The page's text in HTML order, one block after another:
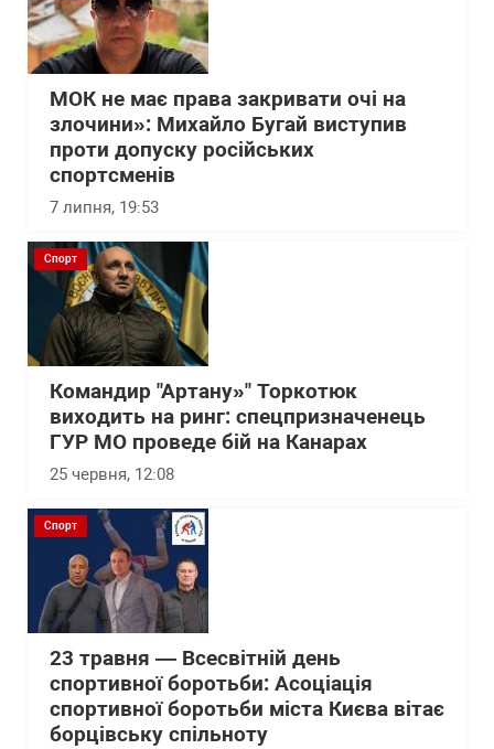
МОК не має права закривати очі на
злочини»: Михайло Бугай виступив
проти допуску російських
спортсменів
7 липня, 19:53
Спорт
Командир "Артану»" Торкотюк
виходить на ринг: спецпризначенець
ГУР МО проведе бій на Канарах
25 червня, 12:08
Спорт
23 травня — Всесвітній день
спортивної боротьби: Асоціація
спортивної боротьби міста Києва вітає
борцівську спільноту